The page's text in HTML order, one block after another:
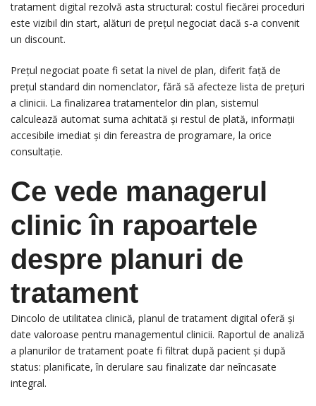
tratament digital rezolvă asta structural: costul fiecărei proceduri
este vizibil din start, alături de prețul negociat dacă s-a convenit
un discount.
Prețul negociat poate fi setat la nivel de plan, diferit față de
prețul standard din nomenclator, fără să afecteze lista de prețuri
a clinicii. La finalizarea tratamentelor din plan, sistemul
calculează automat suma achitată și restul de plată, informații
accesibile imediat și din fereastra de programare, la orice
consultație.
Ce vede managerul
clinic în rapoartele
despre planuri de
tratament
Dincolo de utilitatea clinică, planul de tratament digital oferă și
date valoroase pentru managementul clinicii. Raportul de analiză
a planurilor de tratament poate fi filtrat după pacient și după
status: planificate, în derulare sau finalizate dar neîncasate
integral.